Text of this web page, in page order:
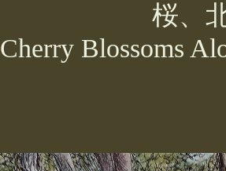
桜、
Cherry Blossoms